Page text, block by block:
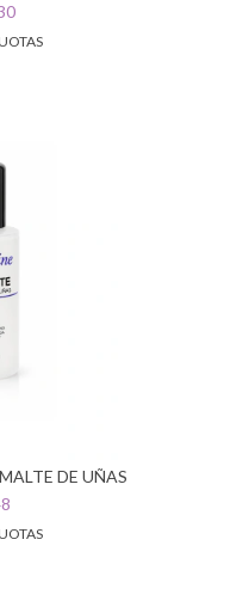
DE UÑAS